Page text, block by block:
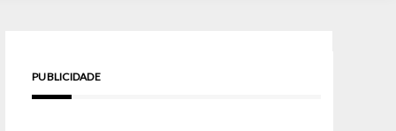
PUBLICIDADE